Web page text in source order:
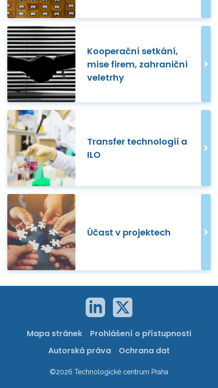
Kooperační setkání,
mise firem, zahraniční
veletrhy
Transfer technologií a
ILO
Účast v projektech
Mapa stránek
Prohlášení o přístupnosti
Autorská práva
Ochrana dat
©2026 Technologické centrum Praha